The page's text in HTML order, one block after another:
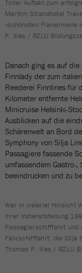
Toller Auftakt zum
Maritim Strandhotel
«schönsten Flaniermeile
P. Illes / BZLU
Danach ging es auf
Finnlady der zum
Reederei Finnlines für
Kilometer entfernte
Minicruise Helsinki-
Ausblicken auf die
Schärenwelt an Bord
Symphony von Silja
Passagiere fassende
umfassendem Gastro-
beeindrucken und zu
War in vielerlei Hinsicht
ihrer Indienststellung
Passagierschifffahrt und
Fährschifffahrt: die Silja
Thomas P. Illes / BZLU